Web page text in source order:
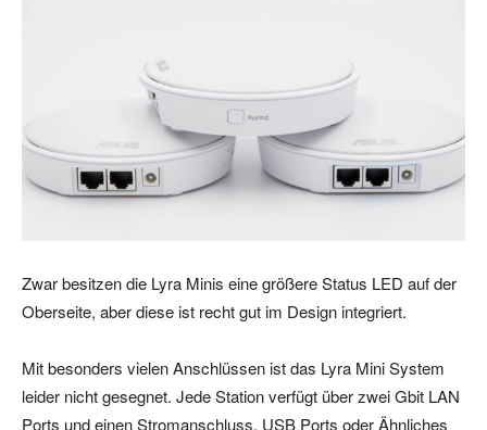
Zwar besitzen die Lyra Minis eine größere Status LED auf der
Oberseite, aber diese ist recht gut im Design integriert.
Mit besonders vielen Anschlüssen ist das Lyra Mini System
leider nicht gesegnet. Jede Station verfügt über zwei Gbit LAN
Ports und einen Stromanschluss. USB Ports oder Ähnliches